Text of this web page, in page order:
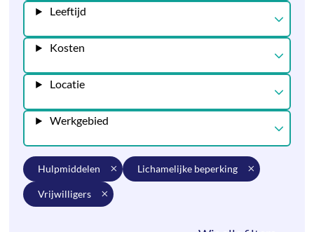
Leeftijd
Kosten
Locatie
Werkgebied
hulpmiddelen lichamelijke beperking
vrijwilligers